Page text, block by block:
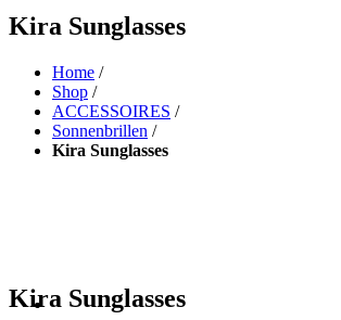
Kira Sunglasses
Home /
Shop /
ACCESSOIRES /
Sonnenbrillen /
Kira Sunglasses
Kira Sunglasses